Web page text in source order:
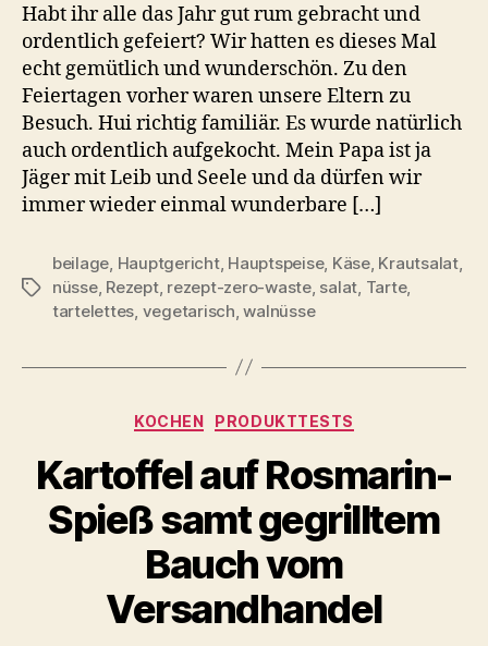
Habt ihr alle das Jahr gut rum gebracht und
ordentlich gefeiert? Wir hatten es dieses Mal
echt gemütlich und wunderschön. Zu den
Feiertagen vorher waren unsere Eltern zu
Besuch. Hui richtig familiär. Es wurde natürlich
auch ordentlich aufgekocht. Mein Papa ist ja
Jäger mit Leib und Seele und da dürfen wir
immer wieder einmal wunderbare […]
Schlagwörter
beilage, Hauptgericht, Hauptspeise, Käse, Krautsalat,
nüsse, Rezept, rezept-zero-waste, salat, Tarte,
tartelettes, vegetarisch,walnüsse
Kategorien
KOCHEN PRODUKTTESTS
Kartoffel auf Rosmarin-
Spieß samt gegrilltem
Bauch vom
Versandhandel